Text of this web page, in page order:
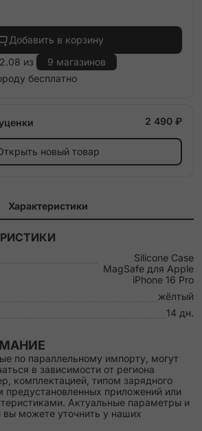
Добавить в корзину
из
9 магазинов
бесплатно
2 490 ₽
новый товар
Характеристики
Silicone Case
MagSafe для Apple
iPhone 16 Pro
жёлтый
14 дн.
по параллельному импорту, могут
в зависимости от региона
комплектацией, типом зарядного
предустановленных приложений или
Актуальные параметры и
вы можете уточнить у наших